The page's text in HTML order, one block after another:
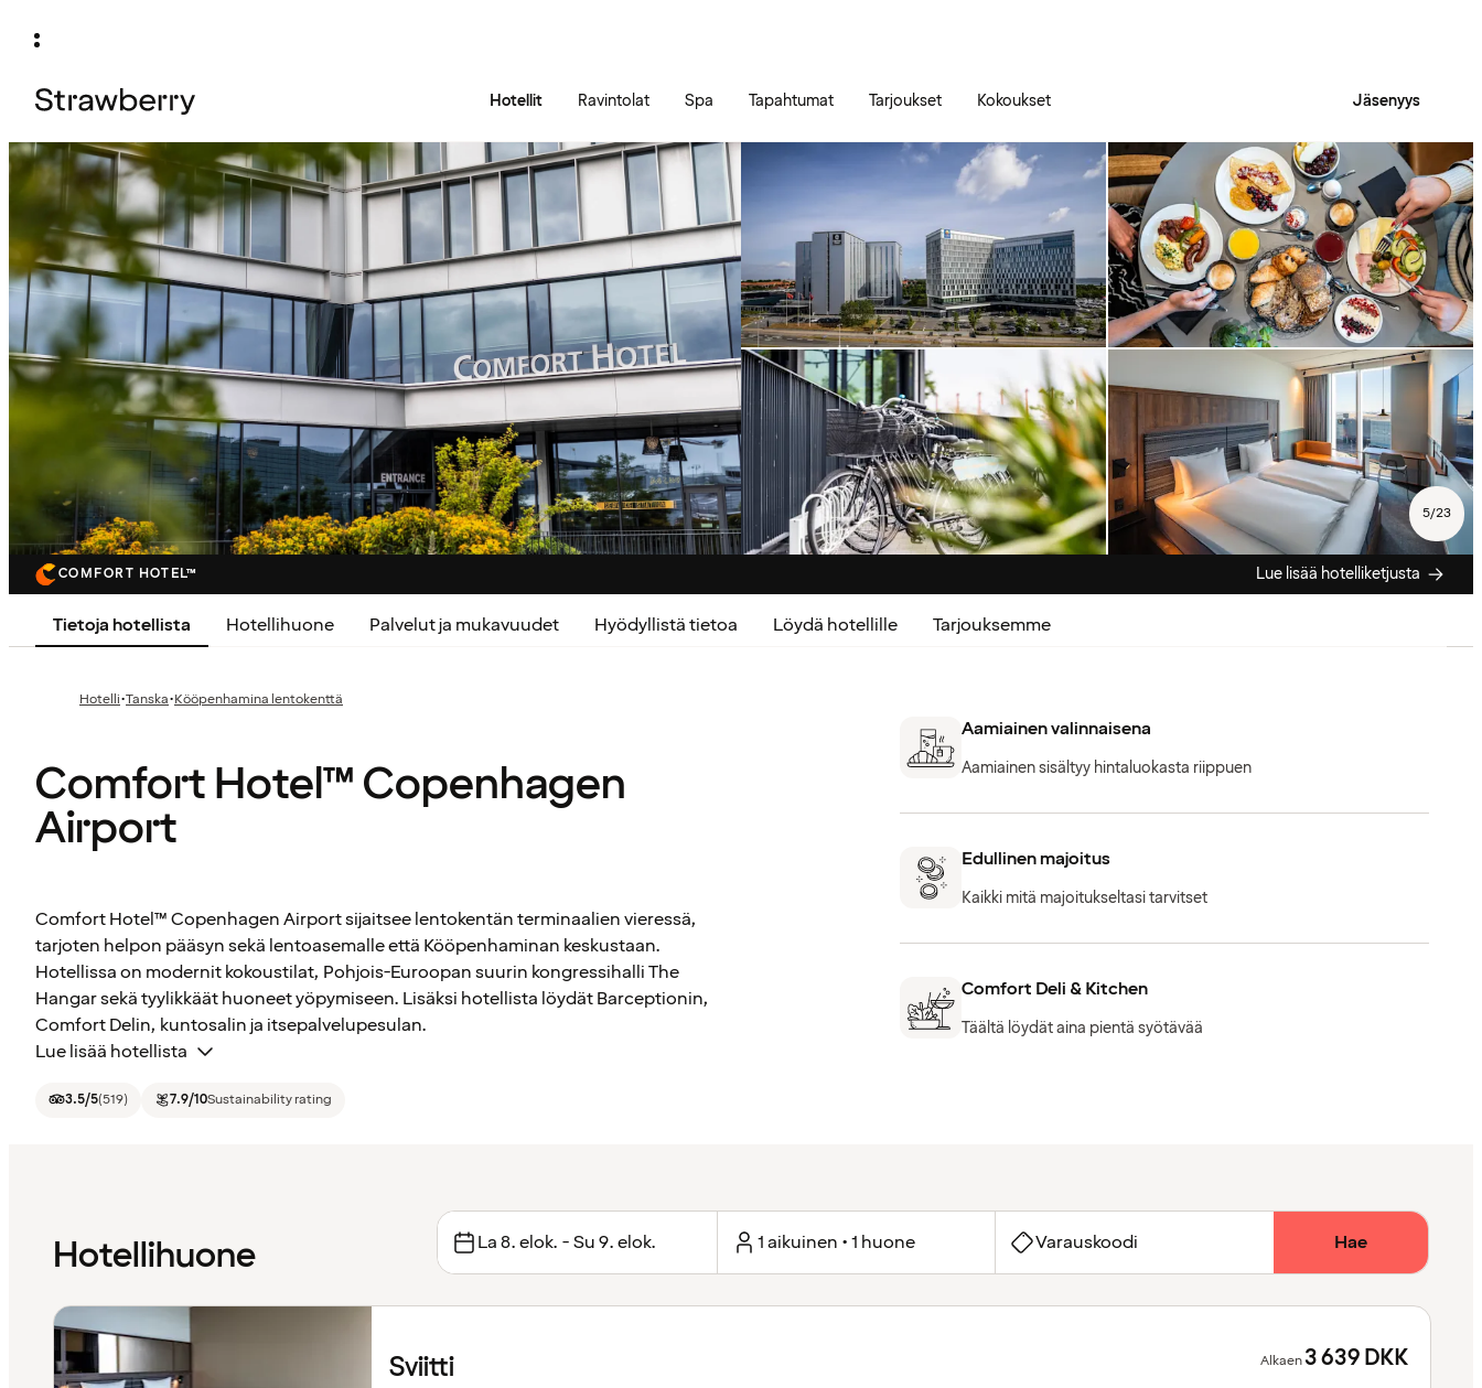
Hotellit Ravintolat Spa Tapahtumat Tarjoukset Kokoukset Jäsenyys
5/23
COMFORT HOTEL™ Lue lisää hotelliketjusta
Tietoja hotellista Hotellihuone Palvelut ja mukavuudet Hyödyllistä tietoa Löydä hotellille Tarjouksemme
Hotelli·Tanska·Kööpenhamina lentokenttä
Comfort Hotel™ Copenhagen
Airport
Comfort Hotel™ Copenhagen Airport sijaitsee lentokentän terminaalien vieressä,
tarjoten helpon pääsyn sekä lentoasemalle että Kööpenhaminan keskustaan.
Hotellissa on modernit kokoustilat, Pohjois-Euroopan suurin kongressihalli The
Hangar sekä tyylikkäät huoneet yöpymiseen. Lisäksi hotellista löydät Barceptionin,
Comfort Delin, kuntosalin ja itsepalvelupesulan.
Lue lisää hotellista
3.5/5(519) 7.9/10Sustainability rating
Aamiainen valinnaisena
Aamiainen sisältyy hintaluokasta riippuen
Edullinen majoitus
Kaikki mitä majoitukseltasi tarvitset
Comfort Deli & Kitchen
Täältä löydät aina pientä syötävää
Hotellihuone La 8. elok. - Su 9. elok. 1 aikuinen • 1 huone Varauskoodi Hae
Sviitti Alkaen3 639DKK